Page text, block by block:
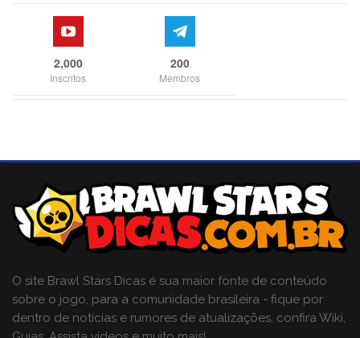
2,000
Inscritos
200
Membros
O site Brawl Stars Dicas é sua maior fonte de conteúdo
sobre o jogo, para a comunidade brasileira - fique por
dentro de notícias e rumores de atualizações, confira Wiki,